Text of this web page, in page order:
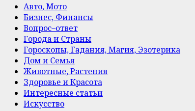
Авто, Мото
Бизнес, Финансы
Вопрос–ответ
Города и Страны
Гороскопы, Гадания, Магия, Эзотерика
Дом и Семья
Животные, Растения
Здоровье и Красота
Интересные статьи
Искусство